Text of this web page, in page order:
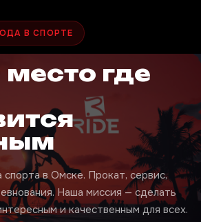
В СПОРТЕ
место где
в Омске. Прокат, сервис,
Наша миссия — сделать
и качественным для всех.